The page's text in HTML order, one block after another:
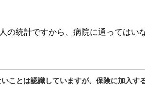
の統計ですから、病院に通ってはい
ことは認識していますが、保険に加入す